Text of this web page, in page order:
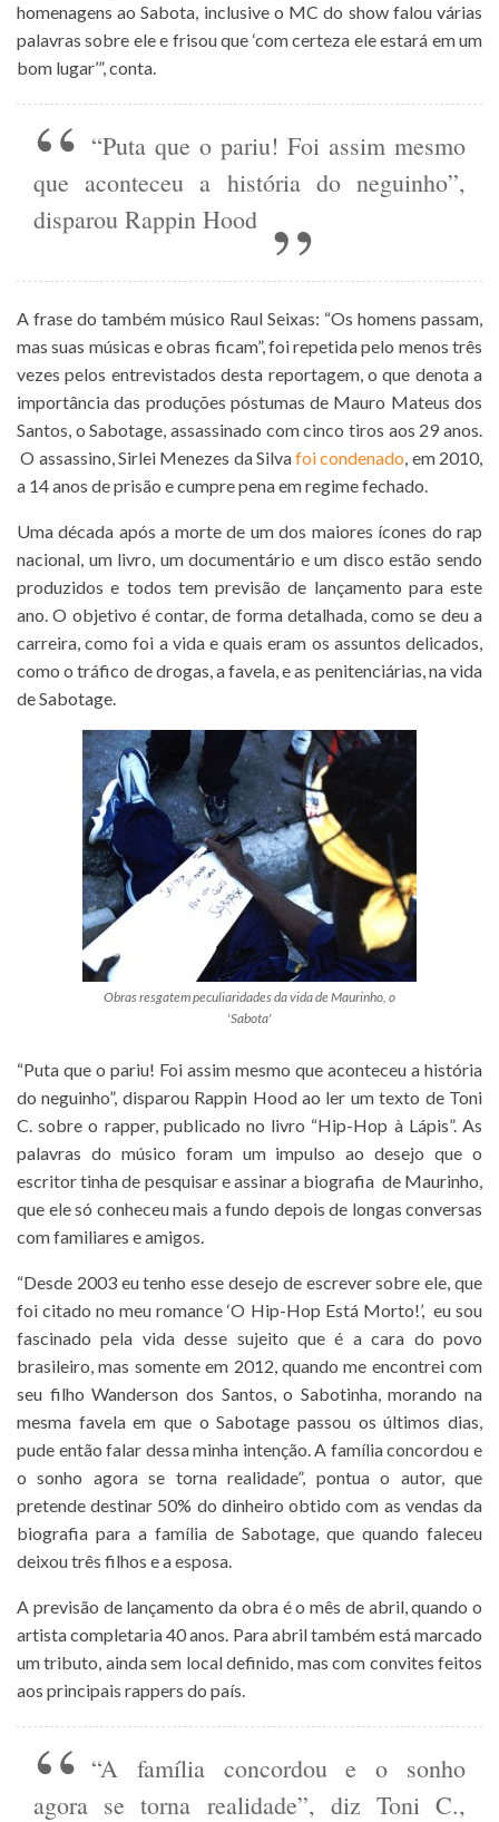
homenagens ao Sabota, inclusive o MC do show falou várias
palavras sobre ele e frisou que ‘com certeza ele estará em um
bom lugar’”, conta.
“Puta que o pariu! Foi assim mesmo
que aconteceu a história do neguinho”,
disparou Rappin Hood
A frase do também músico Raul Seixas: “Os homens passam,
mas suas músicas e obras ficam”, foi repetida pelo menos três
vezes pelos entrevistados desta reportagem, o que denota a
importância das produções póstumas de Mauro Mateus dos
Santos, o Sabotage, assassinado com cinco tiros aos 29 anos.
O assassino, Sirlei Menezes da Silvafoi condenado , em 2010,
a 14 anos de prisão e cumpre pena em regime fechado.
Uma década após a morte de um dos maiores ícones do rap
nacional, um livro, um documentário e um disco estão sendo
produzidos e todos tem previsão de lançamento para este
ano. O objetivo é contar, de forma detalhada, como se deu a
carreira, como foi a vida e quais eram os assuntos delicados,
como o tráfico de drogas, a favela, e as penitenciárias, na vida
de Sabotage.
Obras resgatem peculiaridades da vida de Maurinho, o
'Sabota'
“Puta que o pariu! Foi assim mesmo que aconteceu a história
do neguinho”, disparou Rappin Hood ao ler um texto de Toni
C. sobre o rapper, publicado no livro “Hip-Hop à Lápis”. As
palavras do músico foram um impulso ao desejo que o
escritor tinha de pesquisar e assinar a biografia de Maurinho,
que ele só conheceu mais a fundo depois de longas conversas
com familiares e amigos.
“Desde 2003 eu tenho esse desejo de escrever sobre ele, que
foi citado no meu romance ‘O Hip-Hop Está Morto!’, eu sou
fascinado pela vida desse sujeito que é a cara do povo
brasileiro, mas somente em 2012, quando me encontrei com
seu filho Wanderson dos Santos, o Sabotinha, morando na
mesma favela em que o Sabotage passou os últimos dias,
pude então falar dessa minha intenção. A família concordou e
o sonho agora se torna realidade”, pontua o autor, que
pretende destinar 50% do dinheiro obtido com as vendas da
biografia para a família de Sabotage, que quando faleceu
deixou três filhos e a esposa.
A previsão de lançamento da obra é o mês de abril, quando o
artista completaria 40 anos. Para abril também está marcado
um tributo, ainda sem local definido, mas com convites feitos
aos principais rappers do país.
“A família concordou e o sonho
agora se torna realidade”, diz Toni C.,